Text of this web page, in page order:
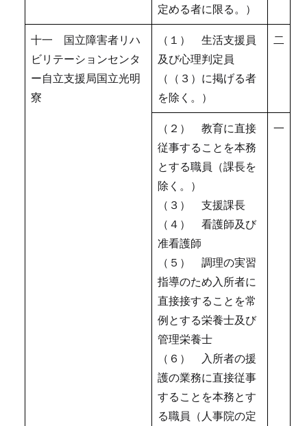
定める者に限る。）
十一 国立障害者リハ
ビリテーションセンタ
ー自立支援局国立光明
寮
（１） 生活支援員
及び心理判定員
（（３）に掲げる者
を除く。）
二
（２） 教育に直接
従事することを本務
とする職員（課長を
除く。）
（３） 支援課長
（４） 看護師及び
准看護師
（５） 調理の実習
指導のため入所者に
直接接することを常
例とする栄養士及び
管理栄養士
（６） 入所者の援
護の業務に直接従事
することを本務とす
る職員（人事院の定
一